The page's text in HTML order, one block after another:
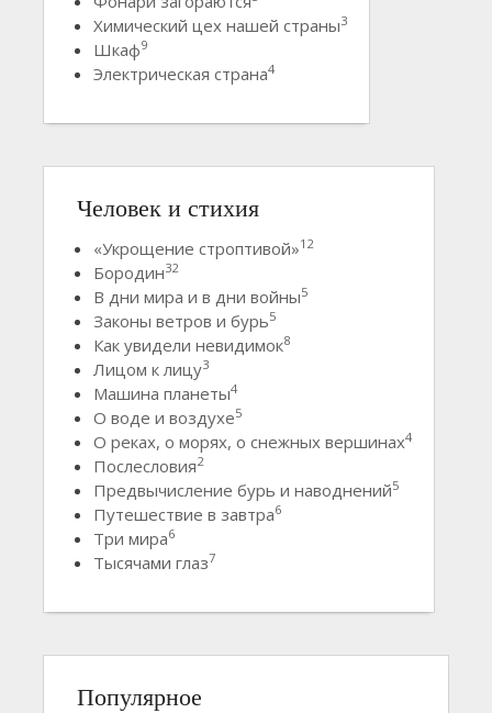
Химический цех нашей страны3
Шкаф9
Электрическая страна4
Человек и стихия
«Укрощение строптивой»12
Бородин32
В дни мира и в дни войны5
Законы ветров и бурь5
Как увидели невидимок8
Лицом к лицу3
Машина планеты4
О воде и воздухе5
О реках, о морях, о снежных вершинах4
Послесловия2
Предвычисление бурь и наводнений5
Путешествие в завтра6
Три мира6
Тысячами глаз7
Популярное